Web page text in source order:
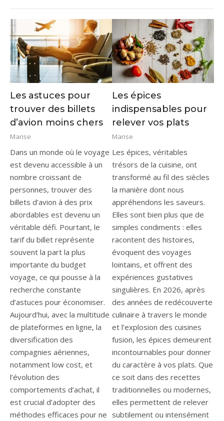
Les astuces pour
trouver des billets
d’avion moins chers
Marise
Dans un monde où le voyage
est devenu accessible à un
nombre croissant de
personnes, trouver des
billets d’avion à des prix
abordables est devenu un
véritable défi. Pourtant, le
tarif du billet représente
souvent la part la plus
importante du budget
voyage, ce qui pousse à la
recherche constante
d’astuces pour économiser.
Aujourd’hui, avec la multitude
de plateformes en ligne, la
diversification des
compagnies aériennes,
notamment low cost, et
l’évolution des
comportements d’achat, il
est crucial d’adopter des
méthodes efficaces pour ne
Les épices
indispensables pour
relever vos plats
Marise
Les épices, véritables
trésors de la cuisine, ont
transformé au fil des siècles
la manière dont nous
appréhendons les saveurs.
Elles sont bien plus que de
simples condiments : elles
racontent des histoires,
évoquent des voyages
lointains, et offrent des
expériences gustatives
singulières. En 2026, après
des années de redécouverte
culinaire à travers le monde
et l’explosion des cuisines
fusion, les épices demeurent
incontournables pour donner
du caractère à vos plats. Que
ce soit dans des recettes
traditionnelles ou modernes,
elles permettent de relever
subtilement ou intensément